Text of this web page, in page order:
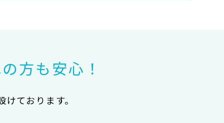
方も安心！
ております。